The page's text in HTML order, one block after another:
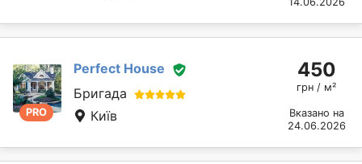
PRO
Perfect House
Бригада
Київ
450
грн / м²
Вказано на
24.06.2026